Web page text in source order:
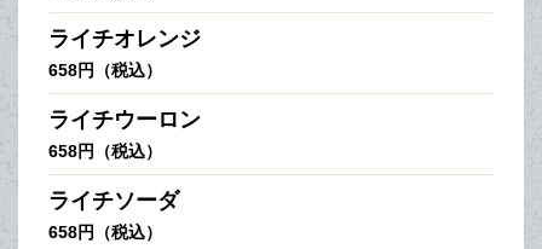
ライチオレンジ
658円（税込）
ライチウーロン
658円（税込）
ライチソーダ
658円（税込）